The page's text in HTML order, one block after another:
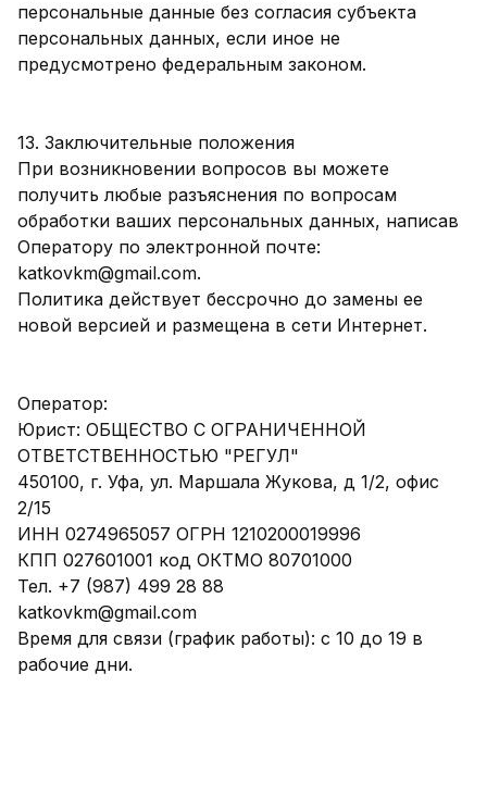
персональные данные без согласия субъекта
персональных данных, если иное не
предусмотрено федеральным законом.
13. Заключительные положения
При возникновении вопросов вы можете
получить любые разъяснения по вопросам
обработки ваших персональных данных, написав
Оператору по электронной почте:
katkovkm@gmail.com.
Политика действует бессрочно до замены ее
новой версией и размещена в сети Интернет.
Оператор:
Юрист: ОБЩЕСТВО С ОГРАНИЧЕННОЙ
ОТВЕТСТВЕННОСТЬЮ "РЕГУЛ"
450100, г. Уфа, ул. Маршала Жукова, д 1/2, офис
2/15
ИНН 0274965057 ОГРН 1210200019996
КПП 027601001 код ОКТМО 80701000
Тел. +7 (987) 499 28 88
katkovkm@gmail.com
Время для связи (график работы): с 10 до 19 в
рабочие дни.